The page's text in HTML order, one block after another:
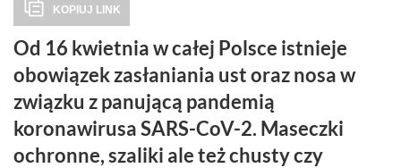
KOPIUJ LINK
Od 16 kwietnia w całej Polsce istnieje
obowiązek zasłaniania ust oraz nosa w
związku z panującą pandemią
koronawirusa SARS-CoV-2. Maseczki
ochronne, szaliki ale też chusty czy